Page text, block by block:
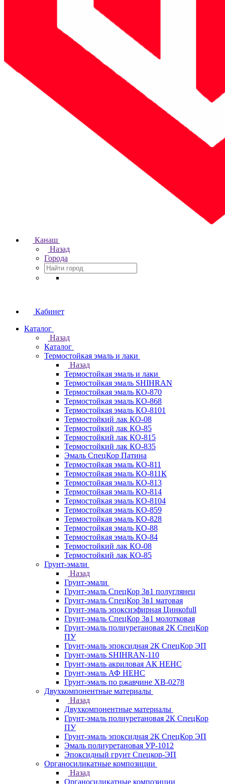
Канаш
Назад
Города
Кабинет
Каталог
Назад
Каталог
Термостойкая эмаль и лаки
Назад
Термостойкая эмаль и лаки
Термостойкая эмаль SHIHRAN
Термостойкая эмаль КО-870
Термостойкая эмаль КО-868
Термостойкая эмаль КО-8101
Термостойкий лак КО-08
Термостойкий лак КО-85
Термостойкий лак КО-815
Термостойкий лак КО-835
Эмаль СпецКор Патина
Термостойкая эмаль КО-811
Термостойкая эмаль КО-811К
Термостойкая эмаль КО-813
Термостойкая эмаль КО-814
Термостойкая эмаль КО-8104
Термостойкая эмаль КО-859
Термостойкая эмаль КО-828
Термостойкая эмаль КО-88
Термостойкая эмаль КО-84
Термостойкий лак КО-08
Термостойкий лак КО-85
Грунт-эмали
Назад
Грунт-эмали
Грунт-эмаль СпецКор 3в1 полуглянец
Грунт-эмаль СпецКор 3в1 матовая
Грунт-эмаль эпоксиэфирная Цинкоfull
Грунт-эмаль СпецКор 3в1 молотковая
Грунт-эмаль полиуретановая 2К СпецКор
ПУ
Грунт-эмаль эпоксидная 2К СпецКор ЭП
Грунт-эмаль SHIHRAN-110
Грунт-эмаль акриловая АК НЕНС
Грунт-эмаль АФ НЕНС
Грунт-эмаль по ржавчине ХВ-0278
Двухкомпонентные материалы
Назад
Двухкомпонентные материалы
Грунт-эмаль полиуретановая 2К СпецКор
ПУ
Грунт-эмаль эпоксидная 2К СпецКор ЭП
Эмаль полиуретановая УР-1012
Эпоксидный грунт Спецкор-ЭП
Органосиликатные композиции
Назад
Органосиликатные композиции